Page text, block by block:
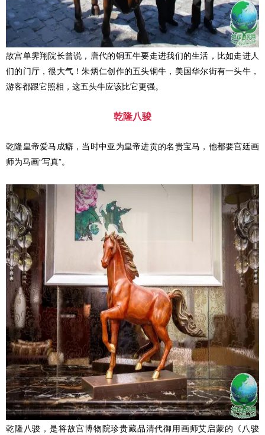
故宫单霁翔院长曾说，唐代的铜五牛要走进我们的生活，比如走进人
们的门厅，很大气！朱炳仁创作的五头铜牛，美国华尔街有一头牛，
游客都跟它照相，这五头牛应该比它更强。
乾隆八骏
乾隆皇帝爱马成癖，当时中亚为皇帝进贡的名贵宝马，他都要宫廷画
师为马画“写真”。
乾隆八骏，是将故宫博物院珍贵藏品清代御用画师艾启蒙的《八骏